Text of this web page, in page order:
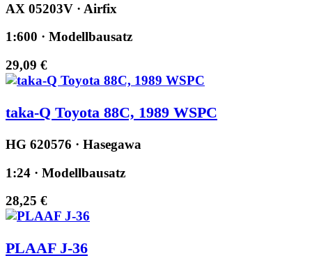
AX 05203V · Airfix
1:600 · Modellbausatz
29,09 €
taka-Q Toyota 88C, 1989 WSPC
HG 620576 · Hasegawa
1:24 · Modellbausatz
28,25 €
PLAAF J-36